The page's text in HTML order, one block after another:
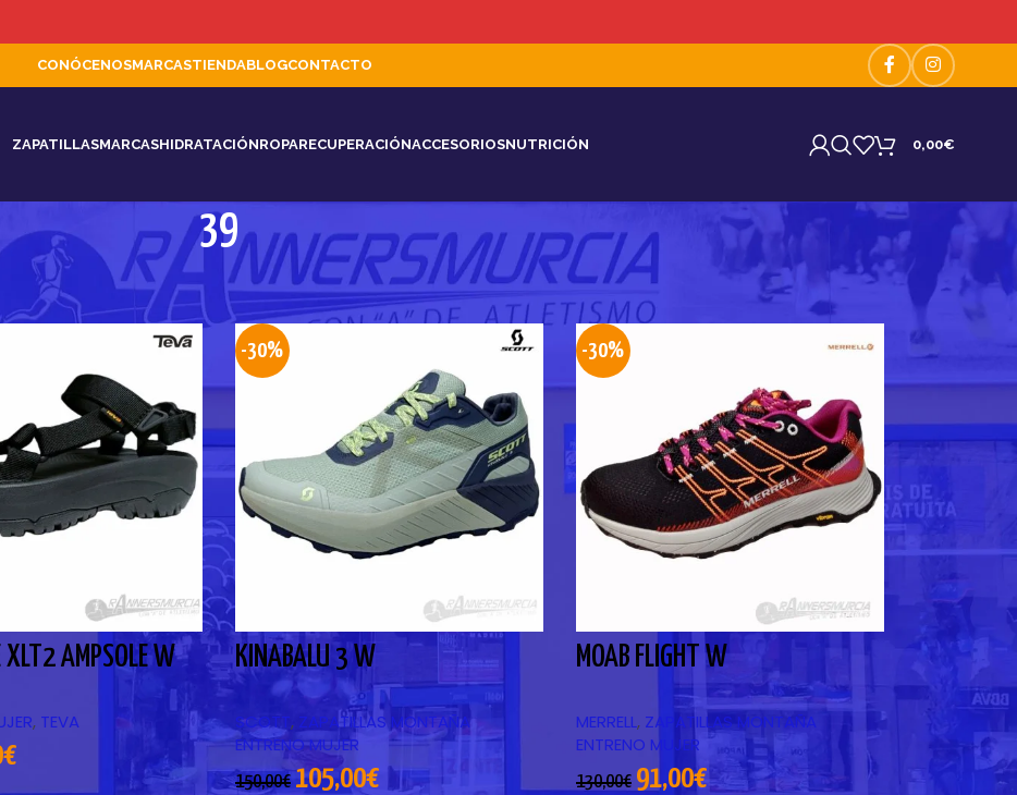
CONÓCENOSMARCASTIENDABLOGCONTACTO
ZAPATILLASMARCASHIDRATACIÓNROPARECUPERACIÓNACCESORIOSNUTRICIÓN 0,00€
39
Mostrar 9 12 18 24
XLT2 AMPSOLE W
, TEVA
€
-30%
KINABALU 3 W
SCOTT, ZAPATILLAS MONTAÑA
ENTRENO MUJER
150,00€ 105,00€
-30%
MOAB FLIGHT W
MERRELL, ZAPATILLAS MONTAÑA
ENTRENO MUJER
130,00€ 91,00€